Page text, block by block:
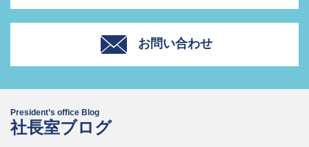
お問い合わせ
President’s office Blog
社長室ブログ